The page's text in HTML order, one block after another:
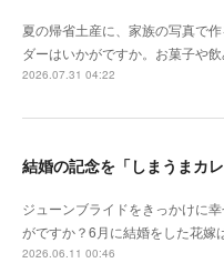
夏の帰省土産に、家族の写真で
ダーはいかがですか。お菓子や
2026.07.31 04:22
ジューンブライドをきっかけに
がですか？6月に結婚をした花嫁
2026.06.11 00:46